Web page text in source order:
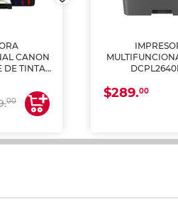
CANON
DE TINTA
00
$289.00